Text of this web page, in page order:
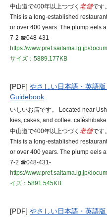
中山道で400年以上つづく 老舗です
This is a long-established
or over 400 years. The plump eels
7-2 ☎048-431-
https://www.pref.saitama.lg.jp/
サイズ：5889.177KB
[PDF] やさしい日本語・英語
Guidebook
いしいお店です。 Located near
kies, cakes, and coffee.
中山道で400年以上つづく 老舗です
This is a long-established
or over 400 years. The plump eels
7-2 ☎048-431-
https://www.pref.saitama.lg.jp/
イズ：5891.545KB
[PDF] やさしい日本語・英語